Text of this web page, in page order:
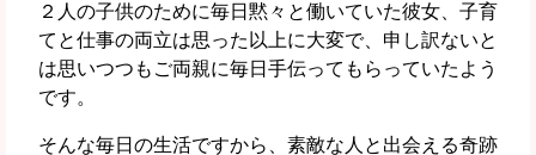
２人の子供のために毎日黙々と働いていた彼女、子育
てと仕事の両立は思った以上に大変で、申し訳ないと
は思いつつもご両親に毎日手伝ってもらっていたよう
です。
そんな毎日の生活ですから、素敵な人と出会える奇跡